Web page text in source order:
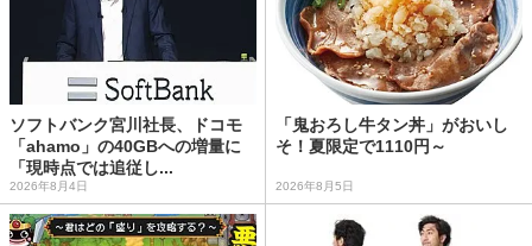
ソフトバンク宮川社長、ドコモ
「ahamo」の40GBへの増量に
「現時点では追従し...
2026年8月4日
「鬼おろし牛タン丼」がおいし
そ！夏限定で1110円～
2026年8月5日